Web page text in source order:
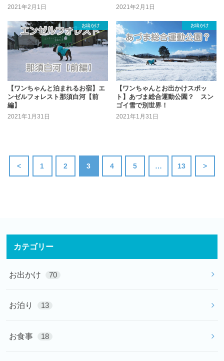
2021年2月1日 2021年2月1日
お出かけ
【ワンちゃんと泊まれるお宿】エ
ンゼルフォレスト那須白河【前
編】
2021年1月31日
お出かけ
【ワンちゃんとお出かけスポッ
ト】あづま総合運動公園？ スン
ゴイ雪で別世界！
2021年1月31日
< 1 2 3 4 5 … 13 >
カテゴリー
お出かけ 70
お泊り 13
お食事 18